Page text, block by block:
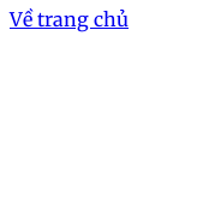
Về trang chủ